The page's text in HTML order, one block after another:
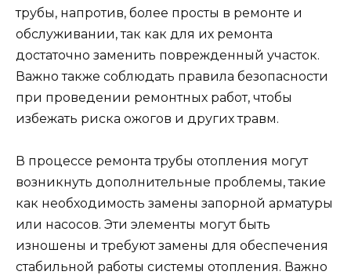
трубы, напротив, более просты в ремонте и
обслуживании, так как для их ремонта
достаточно заменить поврежденный участок.
Важно также соблюдать правила безопасности
при проведении ремонтных работ, чтобы
избежать риска ожогов и других травм.
В процессе ремонта трубы отопления могут
возникнуть дополнительные проблемы, такие
как необходимость замены запорной арматуры
или насосов. Эти элементы могут быть
изношены и требуют замены для обеспечения
стабильной работы системы отопления. Важно